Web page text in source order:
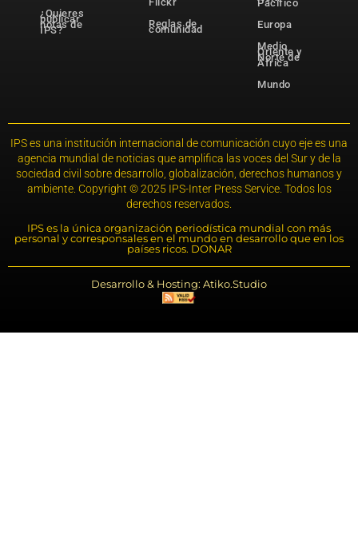
¿Quieres
publicar
notas de
IPS?
Reglas de
comunidad
Pacífico
Europa
Medio
Oriente y
Norte de
África
Mundo
IPS es una institución internacional de comunicación cuyo eje es una
agencia mundial de noticias que amplifica las voces del Sur y de la
sociedad civil sobre desarrollo, globalización, derechos humanos y
ambiente. Copyright © 2025 IPS-Inter Press Service. Todos los
derechos reservados.
IPS es la única organización periodística mundial con más
personal y corresponsales en el mundo en desarrollo que en los
países ricos. DONAR
Desarrollo & Hosting: Atiko.Studio